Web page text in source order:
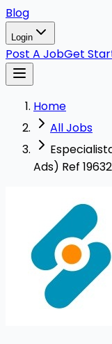
Blog
Login
Post A JobGet
Home
All Jobs
Ads) Ref